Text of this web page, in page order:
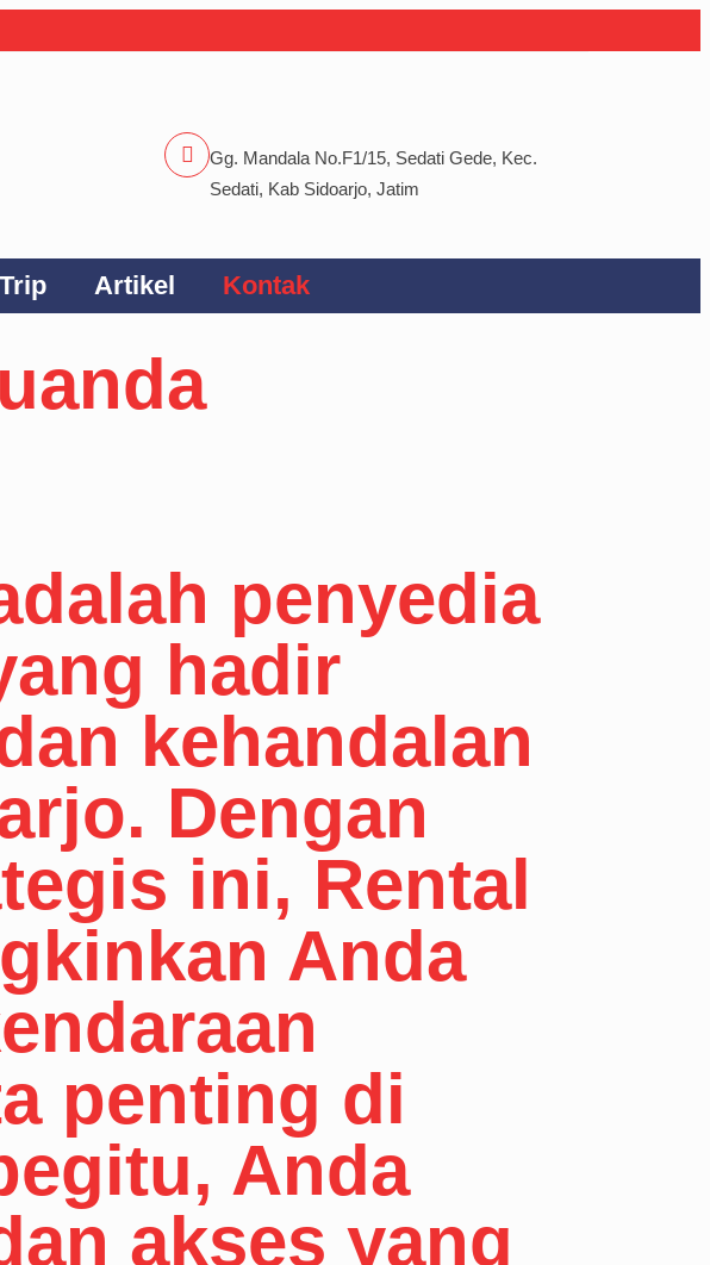
Gg. Mandala No.F1/15, Sedati Gede, Kec.
Sedati, Kab Sidoarjo, Jatim
Artikel Kontak
penyedia
hadir
kehandalan
Dengan
ini, Rental
Anda
penting di
Anda
akses yang